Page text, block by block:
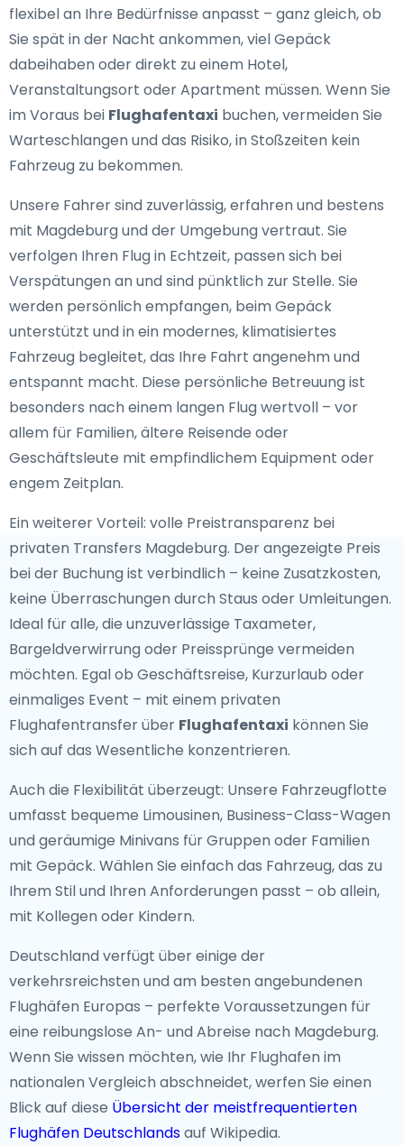
flexibel an Ihre Bedürfnisse anpasst – ganz gleich, ob
Sie spät in der Nacht ankommen, viel Gepäck
dabeihaben oder direkt zu einem Hotel,
Veranstaltungsort oder Apartment müssen. Wenn Sie
im Voraus bei Flughafentaxi buchen, vermeiden Sie
Warteschlangen und das Risiko, in Stoßzeiten kein
Fahrzeug zu bekommen.
Unsere Fahrer sind zuverlässig, erfahren und bestens
mit Magdeburg und der Umgebung vertraut. Sie
verfolgen Ihren Flug in Echtzeit, passen sich bei
Verspätungen an und sind pünktlich zur Stelle. Sie
werden persönlich empfangen, beim Gepäck
unterstützt und in ein modernes, klimatisiertes
Fahrzeug begleitet, das Ihre Fahrt angenehm und
entspannt macht. Diese persönliche Betreuung ist
besonders nach einem langen Flug wertvoll – vor
allem für Familien, ältere Reisende oder
Geschäftsleute mit empfindlichem Equipment oder
engem Zeitplan.
Ein weiterer Vorteil: volle Preistransparenz bei
privaten Transfers Magdeburg. Der angezeigte Preis
bei der Buchung ist verbindlich – keine Zusatzkosten,
keine Überraschungen durch Staus oder Umleitungen.
Ideal für alle, die unzuverlässige Taxameter,
Bargeldverwirrung oder Preissprünge vermeiden
möchten. Egal ob Geschäftsreise, Kurzurlaub oder
einmaliges Event – mit einem privaten
Flughafentransfer über Flughafentaxi können Sie
sich auf das Wesentliche konzentrieren.
Auch die Flexibilität überzeugt: Unsere Fahrzeugflotte
umfasst bequeme Limousinen, Business-Class-Wagen
und geräumige Minivans für Gruppen oder Familien
mit Gepäck. Wählen Sie einfach das Fahrzeug, das zu
Ihrem Stil und Ihren Anforderungen passt – ob allein,
mit Kollegen oder Kindern.
Deutschland verfügt über einige der
verkehrsreichsten und am besten angebundenen
Flughäfen Europas – perfekte Voraussetzungen für
eine reibungslose An- und Abreise nach Magdeburg.
Wenn Sie wissen möchten, wie Ihr Flughafen im
nationalen Vergleich abschneidet, werfen Sie einen
Blick auf diese Übersicht der meistfrequentierten
Flughäfen Deutschlandsauf Wikipedia.